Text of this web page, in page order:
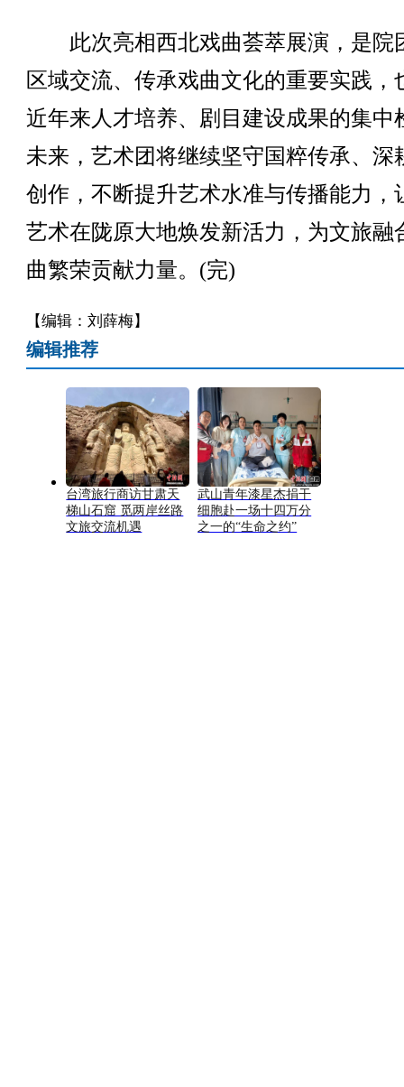
此次亮相西北戏曲荟萃展演，是院
区域交流、传承戏曲文化的重要实践，
近年来人才培养、剧目建设成果的集中
未来，艺术团将继续坚守国粹传承、深
创作，不断提升艺术水准与传播能力，
艺术在陇原大地焕发新活力，为文旅融
曲繁荣贡献力量。(完)
【编辑：刘薛梅】
编辑推荐
台湾旅行商访甘肃天
梯山石窟 觅两岸丝路
文旅交流机遇
武山青年漆星杰捐干
细胞赴一场十四万分
之一的“生命之约”